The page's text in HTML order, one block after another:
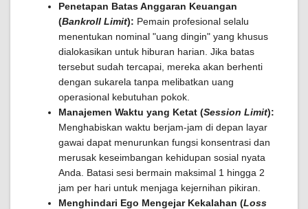
Penetapan Batas Anggaran Keuangan
(Bankroll Limit): Pemain profesional selalu
menentukan nominal "uang dingin" yang khusus
dialokasikan untuk hiburan harian. Jika batas
tersebut sudah tercapai, mereka akan berhenti
dengan sukarela tanpa melibatkan uang
operasional kebutuhan pokok.
Manajemen Waktu yang Ketat (Session Limit):
Menghabiskan waktu berjam-jam di depan layar
gawai dapat menurunkan fungsi konsentrasi dan
merusak keseimbangan kehidupan sosial nyata
Anda. Batasi sesi bermain maksimal 1 hingga 2
jam per hari untuk menjaga kejernihan pikiran.
Menghindari Ego Mengejar Kekalahan (Loss